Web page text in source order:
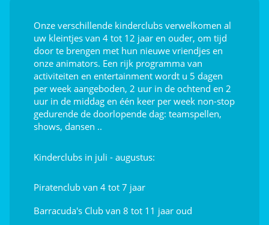
Sportcursussen
Sportschool
Afleiding voor de kids
Klimmen
Indoor gamehal (videospelletjes)
Touw Piramide
Onze verschillende kinderclubs verwelkomen al
uw kleintjes van 4 tot 12 jaar en ouder, om tijd
door te brengen met hun nieuwe vriendjes en
onze animators. Een rijk programma van
activiteiten en entertainment wordt u 5 dagen
per week aangeboden, 2 uur in de ochtend en 2
uur in de middag en één keer per week non-stop
gedurende de doorlopende dag: teamspellen,
shows, dansen ..
Kinderclubs in juli - augustus:
Piratenclub van 4 tot 7 jaar
Barracuda's Club van 8 tot 11 jaar oud